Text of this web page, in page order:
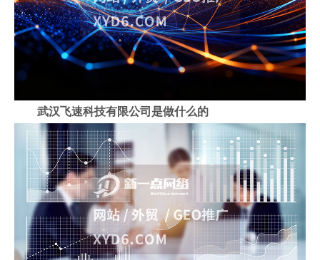
武汉飞速科技有限公司是做什么的